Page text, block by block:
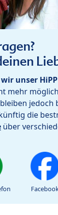
unser
mehr
jedoch
die
über